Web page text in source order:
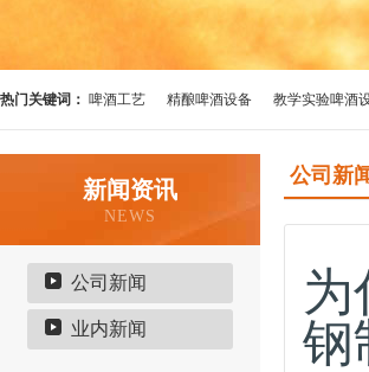
热门关键词： 啤酒工艺 精酿啤酒设备 教学实验啤酒
新闻资讯
NEWS
公司新闻
业内新闻
公司新
为
钢